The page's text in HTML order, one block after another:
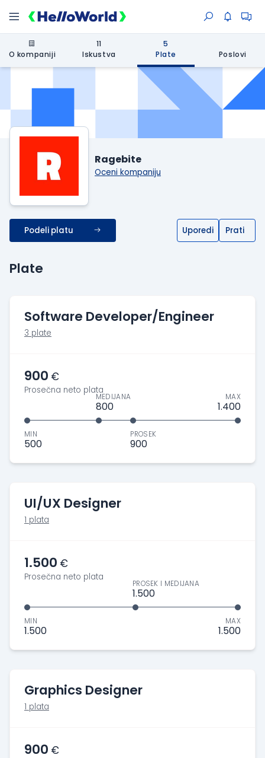
O kompaniji
11
Iskustva
5
Plate
Poslovi
Ragebite
Oceni kompaniju
Podeli platu Uporedi Prati
Plate
Software Developer/Engineer
3 plate
900 €
Prosečna neto plata
MIN
500
MEDIJANA
800
PROSEK
900
MAX
1.400
UI/UX Designer
1 plata
1.500 €
Prosečna neto plata
MIN
1.500
PROSEK I MEDIJANA
1.500
MAX
1.500
Graphics Designer
1 plata
900 €